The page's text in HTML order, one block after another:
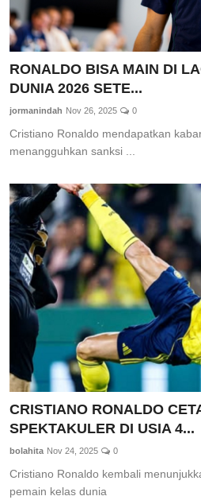
RONALDO BISA MAIN DI
DUNIA 2026 SETE...
jormanindah Nov 26, 2025 0
Cristiano Ronaldo mendapatkan
menangguhkan sanksi ...
CRISTIANO RONALDO
SPEKTAKULER DI USIA 4...
bolahita Nov 24, 2025 0
Cristiano Ronaldo kembali
pemain kelas dunia